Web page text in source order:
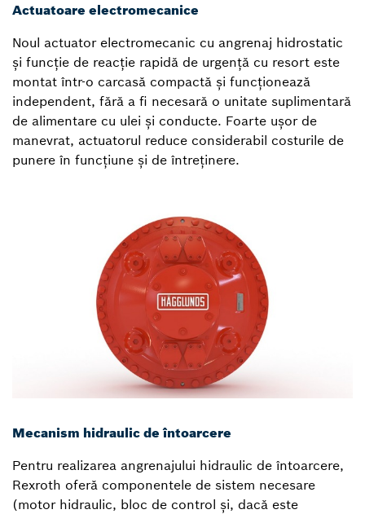
Actuatoare electromecanice
Noul actuator electromecanic cu angrenaj hidrostatic
și funcție de reacție rapidă de urgență cu resort este
montat într-o carcasă compactă și funcționează
independent, fără a fi necesară o unitate suplimentară
de alimentare cu ulei și conducte. Foarte ușor de
manevrat, actuatorul reduce considerabil costurile de
punere în funcțiune și de întreținere.
Mecanism hidraulic de întoarcere
Pentru realizarea angrenajului hidraulic de întoarcere,
Rexroth oferă componentele de sistem necesare
(motor hidraulic, bloc de control și, dacă este